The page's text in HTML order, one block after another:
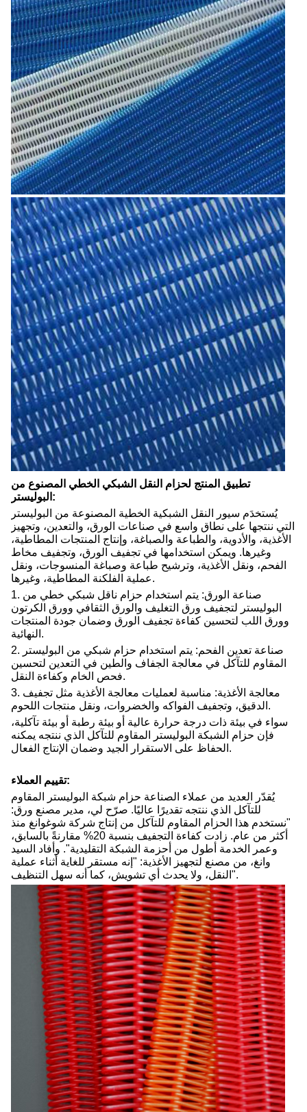
تطبيق المنتج لحزام النقل الشبكي الخطي المصنوع من
البوليستر:
يُستخدَم سيور النقل الشبكية الخطية المصنوعة من البوليستر
التي ننتجها على نطاق واسع في صناعات الورق، والتعدين، وتجهيز
الأغذية، والأدوية، والطباعة والصباغة، وإنتاج المنتجات المطاطية،
وغيرها. ويمكن استخدامها في تجفيف الورق، وتجفيف مخاط
الفحم، ونقل الأغذية، وترشيح طباعة وصباغة المنسوجات، ونقل
عملية الفلكنة المطاطية، وغيرها.
1. صناعة الورق: يتم استخدام حزام ناقل شبكي خطي من
البوليستر لتجفيف ورق التغليف والورق الثقافي وورق الكرتون
وورق اللب لتحسين كفاءة تجفيف الورق وضمان جودة المنتجات
النهائية.
2. صناعة تعدين الفحم: يتم استخدام حزام شبكي من البوليستر
المقاوم للتآكل في معالجة الجفاف والطين في التعدين لتحسين
فحص الخام وكفاءة النقل.
3. معالجة الأغذية: مناسبة لعمليات معالجة الأغذية مثل تجفيف
الدقيق، وتجفيف الفواكه والخضروات، ونقل منتجات اللحوم.
سواء في بيئة ذات درجة حرارة عالية أو بيئة رطبة أو بيئة تآكلية،
فإن حزام الشبكة البوليستر المقاوم للتآكل الذي ننتجه يمكنه
الحفاظ على الاستقرار الجيد وضمان الإنتاج الفعال.
تقييم العملاء:
يُقدّر العديد من عملاء الصناعة حزام شبكة البوليستر المقاوم
للتآكل الذي ننتجه تقديرًا عاليًا. صرّح لي، مدير مصنع ورق:
"نستخدم هذا الحزام المقاوم للتآكل من إنتاج شركة شوغوانغ منذ
أكثر من عام. زادت كفاءة التجفيف بنسبة 20% مقارنةً بالسابق،
وعمر الخدمة أطول من أحزمة الشبكة التقليدية". وأفاد السيد
وانغ، من مصنع لتجهيز الأغذية: "إنه مستقر للغاية أثناء عملية
النقل، ولا يحدث أي تشويش، كما أنه سهل التنظيف".